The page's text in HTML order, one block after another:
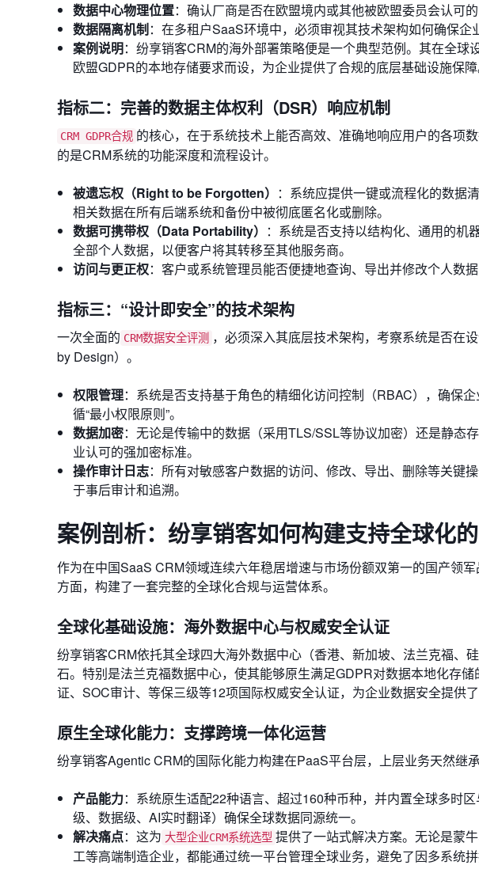
数据中心物理位置：确认厂商是否在欧盟境内或其他被欧盟委员会认可
数据隔离机制：在多租户SaaS环境中，必须审视其技术架构如何确保企
案例说明：纷享销客CRM的海外部署策略便是一个典型范例。其在全
欧盟GDPR的本地存储要求而设，为企业提供了合规的底层基础设施保障
指标二：完善的数据主体权利（DSR）响应机制
CRM GDPR合规 的核心，在于系统技术上能否高效、准确地响应用户的各项
的是CRM系统的功能深度和流程设计。
被遗忘权（Right to be Forgotten） ：系统应提供一键或流程化的数据
相关数据在所有后端系统和备份中被彻底匿名化或删除。
数据可携带权（Data Portability） ：系统是否支持以结构化、通用的机
全部个人数据，以便客户将其转移至其他服务商。
访问与更正权：客户或系统管理员能否便捷地查询、导出并修改个人数
指标三：“设计即安全”的技术架构
一次全面的 CRM数据安全评测 ，必须深入其底层技术架构，考察系统是否在
by Design）。
权限管理：系统是否支持基于角色的精细化访问控制（RBAC），确保
循“最小权限原则”。
数据加密：无论是传输中的数据（采用TLS/SSL等协议加密）还是静态
业认可的强加密标准。
操作审计日志：所有对敏感客户数据的访问、修改、导出、删除等关键
于事后审计和追溯。
案例剖析：纷享销客如何构建支持全球化
作为在中国SaaS CRM领域连续六年稳居增速与市场份额双第一的国产领
方面，构建了一套完整的全球化合规与运营体系。
全球化基础设施：海外数据中心与权威安全认证
纷享销客CRM依托其全球四大海外数据中心（香港、新加坡、法兰克福、
石。特别是法兰克福数据中心，使其能够原生满足GDPR对数据本地化存
证、SOC审计、等保三级等12项国际权威安全认证，为企业数据安全提供
原生全球化能力：支撑跨境一体化运营
纷享销客Agentic CRM的国际化能力构建在PaaS平台层，上层业务天然继
产品能力：系统原生适配22种语言、超过160种币种，并内置全球多时
级、数据级、AI实时翻译）确保全球数据同源统一。
解决痛点：这为 大型企业CRM系统选型 提供了一站式解决方案。无论是蒙
工等高端制造企业，都能通过统一平台管理全球业务，避免了因多系统